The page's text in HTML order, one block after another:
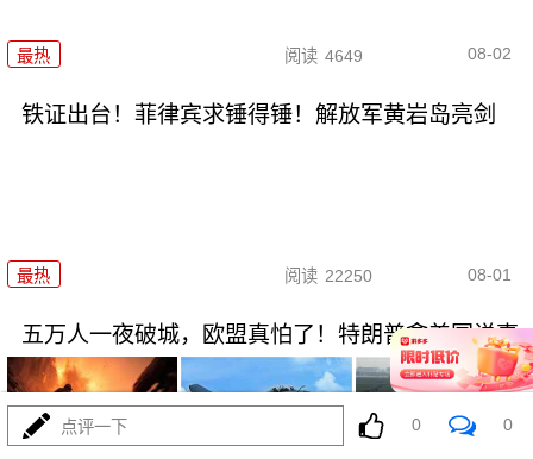
最热 阅读 4649 08-02
铁证出台！菲律宾求锤得锤！解放军黄岩岛亮剑
最热 阅读 22250 08-01
五万人一夜破城，欧盟真怕了！特朗普拿美国说事
点评一下 0 0